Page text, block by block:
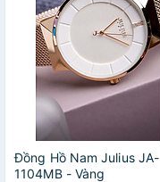
Đồng Hồ Nam Julius JA-
1104MB - Vàng